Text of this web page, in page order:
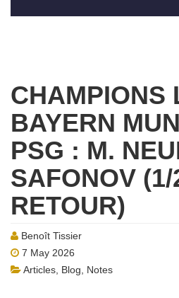
CHAMPIONS
BAYERN
PSG : M.
SAFONOV
RETOUR)
Benoît Tissier
7 May 2026
Articles Blog
Notes